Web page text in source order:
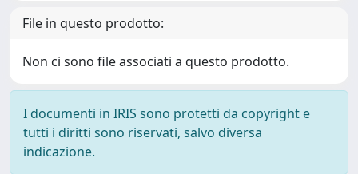
File in questo prodotto:
Non ci sono file associati a questo prodotto.
I documenti in IRIS sono protetti da copyright e
tutti i diritti sono riservati, salvo diversa
indicazione.